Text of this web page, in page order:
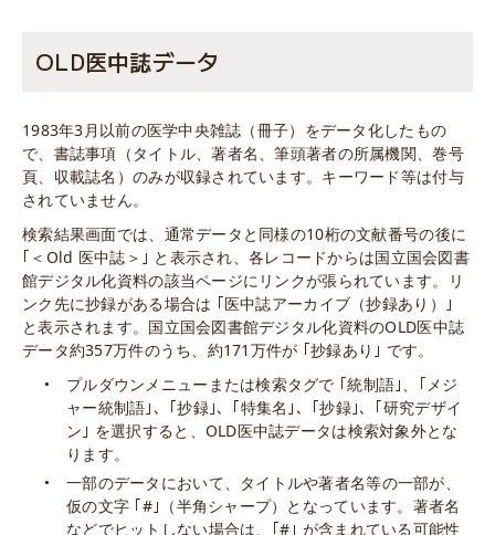
OLD医中誌データ
1983年3月以前の医学中央雑誌（冊子）をデータ化したもの
で、書誌事項（タイトル、著者名、筆頭著者の所属機関、巻号
頁、収載誌名）のみが収録されています。キーワード等は付与
されていません。
検索結果画面では、通常データと同様の10桁の文献番号の後に
｢＜Old 医中誌＞｣ と表示され、各レコードからは国立国会図書
館デジタル化資料の該当ページにリンクが張られています。リ
ンク先に抄録がある場合は ｢医中誌アーカイブ（抄録あり）｣
と表示されます。国立国会図書館デジタル化資料のOLD医中誌
データ約357万件のうち、約171万件が ｢抄録あり｣ です。
プルダウンメニューまたは検索タグで ｢統制語｣、｢メジ
ャー統制語｣、｢抄録｣、｢特集名｣、｢抄録｣、｢研究デザイ
ン｣ を選択すると、OLD医中誌データは検索対象外とな
ります。
一部のデータにおいて、タイトルや著者名等の一部が、
仮の文字 ｢#｣（半角シャープ）となっています。著者名
などでヒットしない場合は、｢#｣ が含まれている可能性